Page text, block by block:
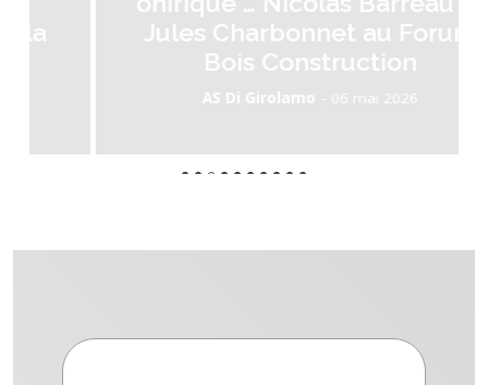
Jules Charbonnet au Forum
Bois Construction
AS Di Girolamo-06 mai 2026